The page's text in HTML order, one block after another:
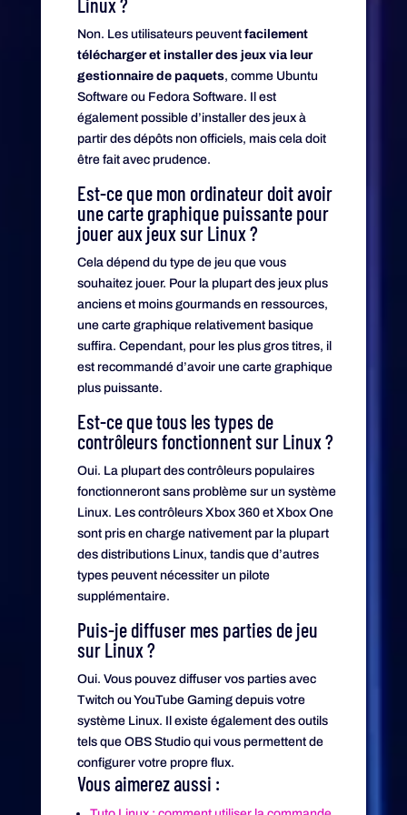
Linux ?
Non. Les utilisateurs peuvent facilement
télécharger et installer des jeux via leur
gestionnaire de paquets, comme Ubuntu
Software ou Fedora Software. Il est
également possible d’installer des jeux à
partir des dépôts non officiels, mais cela doit
être fait avec prudence.
Est-ce que mon ordinateur doit avoir
une carte graphique puissante pour
jouer aux jeux sur Linux ?
Cela dépend du type de jeu que vous
souhaitez jouer. Pour la plupart des jeux plus
anciens et moins gourmands en ressources,
une carte graphique relativement basique
suffira. Cependant, pour les plus gros titres, il
est recommandé d’avoir une carte graphique
plus puissante.
Est-ce que tous les types de
contrôleurs fonctionnent sur Linux ?
Oui. La plupart des contrôleurs populaires
fonctionneront sans problème sur un système
Linux. Les contrôleurs Xbox 360 et Xbox One
sont pris en charge nativement par la plupart
des distributions Linux, tandis que d’autres
types peuvent nécessiter un pilote
supplémentaire.
Puis-je diffuser mes parties de jeu
sur Linux ?
Oui. Vous pouvez diffuser vos parties avec
Twitch ou YouTube Gaming depuis votre
système Linux. Il existe également des outils
tels que OBS Studio qui vous permettent de
configurer votre propre flux.
Vous aimerez aussi :